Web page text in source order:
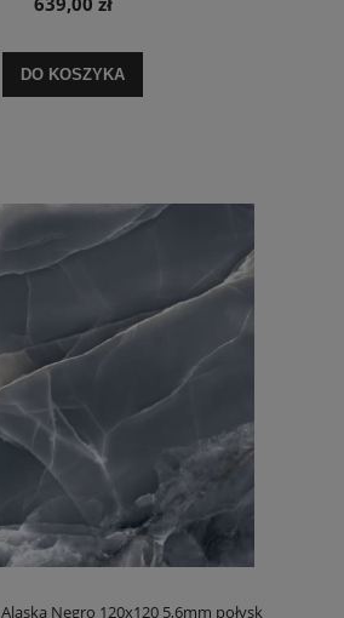
DO KOSZYKA
Negro 120x120 5,6mm połysk